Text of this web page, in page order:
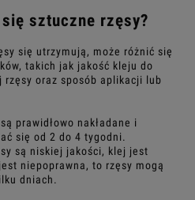
sztuczne rzęsy?
się utrzymują, może różnić się
takich jak jakość kleju do
rzęsy oraz sposób aplikacji lub
są prawidłowo nakładane i
się od 2 do 4 tygodni.
są niskiej jakości, klej jest
niepoprawna, to rzęsy mogą
dniach.